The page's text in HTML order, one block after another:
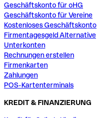
Geschäftskonto für oHG
Geschäftskonto für Vereine
Kostenloses Geschäftskonto
Firmentagesgeld Alternative
Unterkonten
Rechnungen erstellen
Firmenkarten
Zahlungen
POS-Kartenterminals
KREDIT & FINANZIERUNG